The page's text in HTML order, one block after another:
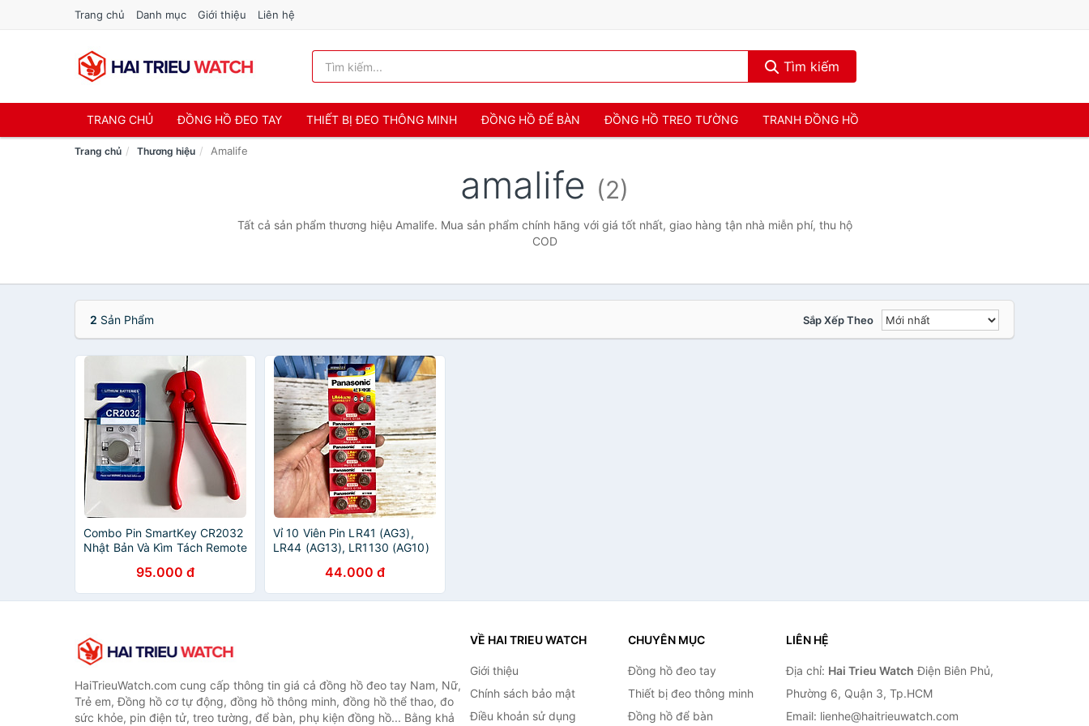
Trang chủ Danh mục Giới thiệu Liên hệ
Tìm kiếm
TRANG CHỦ ĐỒNG HỒ ĐEO TAY THIẾT BỊ ĐEO THÔNG MINH ĐỒNG HỒ ĐỂ BÀN ĐỒNG HỒ TREO TƯỜNG TRANH ĐỒNG HỒ
Trang chủ Thương hiệu Amalife
amalife (2)
Tất cả sản phẩm thương hiệu Amalife. Mua sản phẩm chính hãng với giá tốt nhất, giao hàng tận nhà miễn phí, thu hộ
COD
2 Sản Phẩm Sắp Xếp Theo
Combo Pin SmartKey CR2032
Nhật Bản Và Kìm Tách Remote
Trầy Xước95.000 đ
Vỉ 10 Viên Pin LR41 (AG3),
LR44 (AG13), LR1130 (AG10)
44.000 đ
HaiTrieuWatch.com cung cấp thông tin giá cả đồng hồ đeo tay Nam, Nữ,
Trẻ em, Đồng hồ cơ tự động, đồng hồ thông minh, đồng hồ thể thao, đo
sức khỏe, pin điện tử, treo tường, để bàn, phụ kiện đồng hồ... Bằng khả
VỀ HAI TRIEU WATCH
Giới thiệu
Chính sách bảo mật
Điều khoản sử dụng
CHUYÊN MỤC
Đồng hồ đeo tay
Thiết bị đeo thông minh
Đồng hồ để bàn
LIÊN HỆ
Địa chỉ: Hai Trieu Watch Điện Biên Phủ,
Phường 6, Quận 3, Tp.HCM
Email: lienhe@haitrieuwatch.com